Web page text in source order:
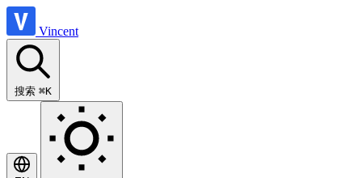
Vincent
搜索 ⌘K